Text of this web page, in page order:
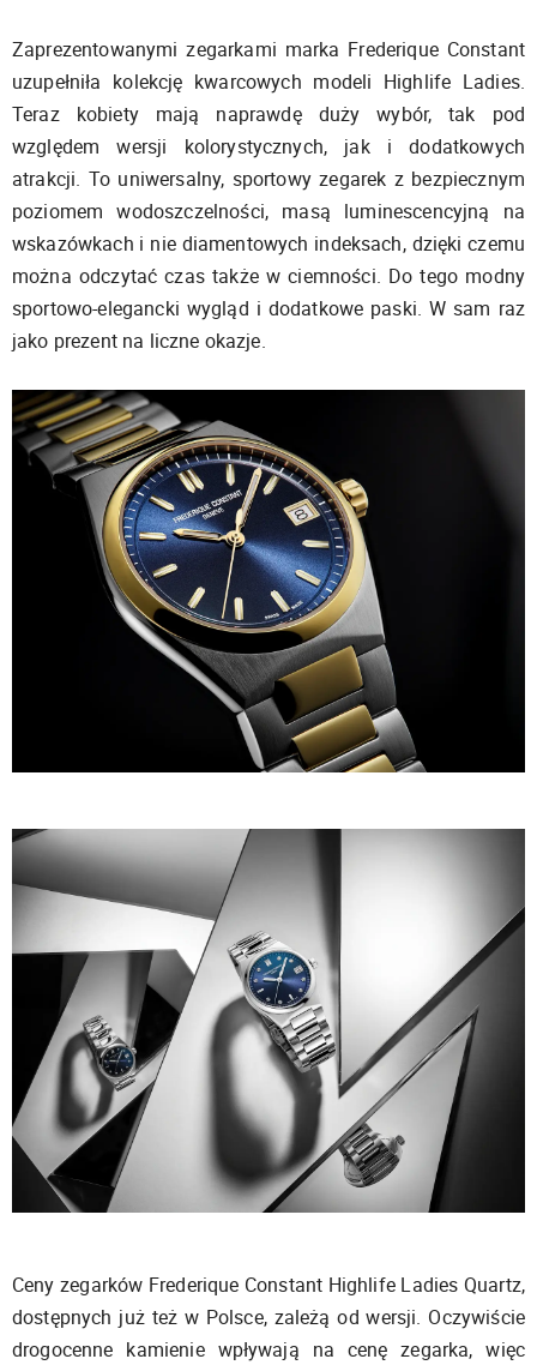
Zaprezentowanymi zegarkami marka Frederique Constant
uzupełniła kolekcję kwarcowych modeli Highlife Ladies.
Teraz kobiety mają naprawdę duży wybór, tak pod
względem wersji kolorystycznych, jak i dodatkowych
atrakcji. To uniwersalny, sportowy zegarek z bezpiecznym
poziomem wodoszczelności, masą luminescencyjną na
wskazówkach i nie diamentowych indeksach, dzięki czemu
można odczytać czas także w ciemności. Do tego modny
sportowo-elegancki wygląd i dodatkowe paski. W sam raz
jako prezent na liczne okazje.
Ceny zegarków Frederique Constant Highlife Ladies Quartz,
dostępnych już też w Polsce, zależą od wersji. Oczywiście
drogocenne kamienie wpływają na cenę zegarka, więc